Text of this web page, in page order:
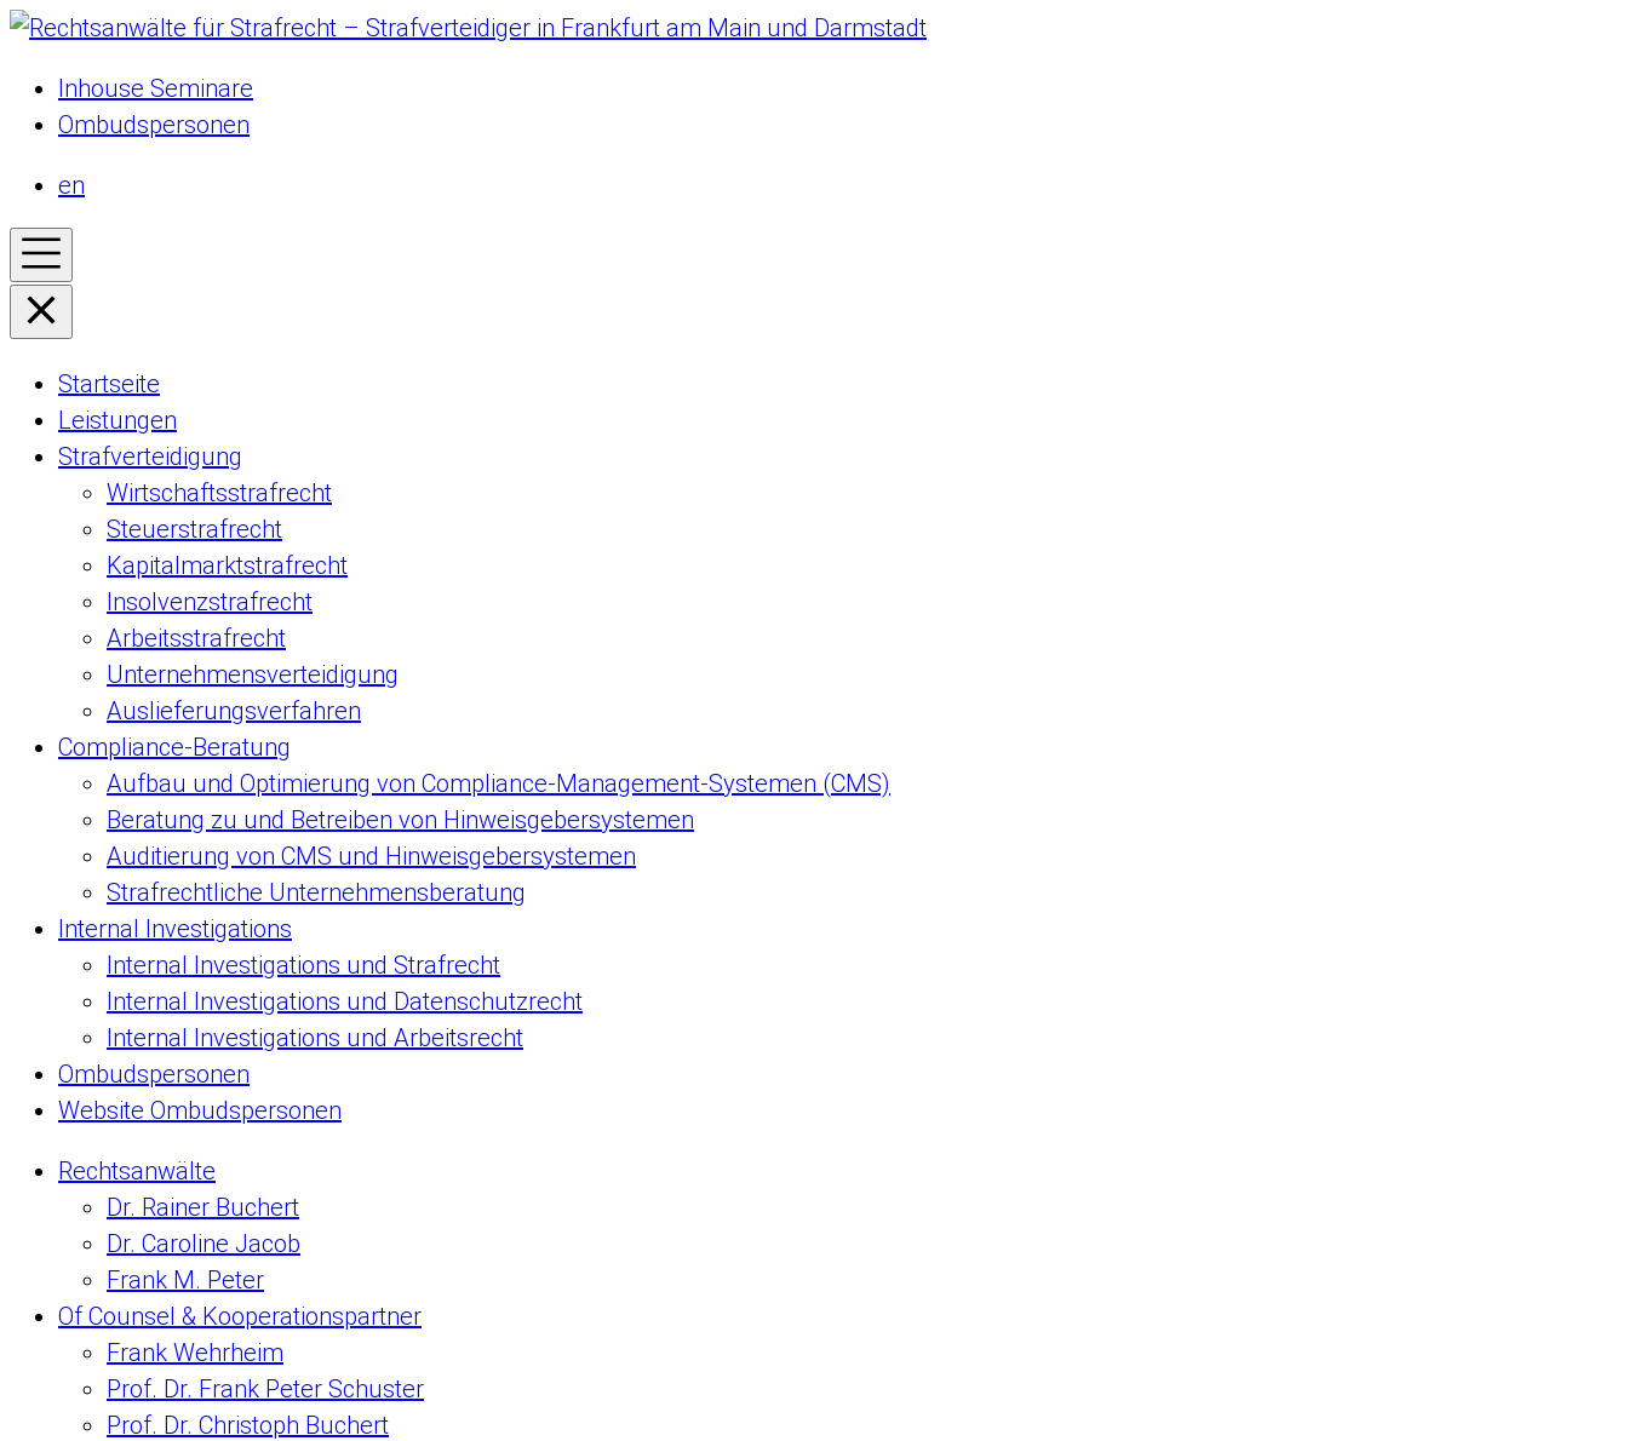
Inhouse Seminare
Ombudspersonen
en
Startseite
Leistungen
Strafverteidigung
Wirtschaftsstrafrecht
Steuerstrafrecht
Kapitalmarktstrafrecht
Insolvenzstrafrecht
Arbeitsstrafrecht
Unternehmensverteidigung
Auslieferungsverfahren
Compliance-Beratung
Aufbau und Optimierung von Compliance-Management-Systemen (CMS)
Beratung zu und Betreiben von Hinweisgebersystemen
Auditierung von CMS und Hinweisgebersystemen
Strafrechtliche Unternehmensberatung
Internal Investigations
Internal Investigations und Strafrecht
Internal Investigations und Datenschutzrecht
Internal Investigations und Arbeitsrecht
Ombudspersonen
Website Ombudspersonen
Rechtsanwälte
Dr. Rainer Buchert
Dr. Caroline Jacob
Frank M. Peter
Of Counsel & Kooperationspartner
Frank Wehrheim
Prof. Dr. Frank Peter Schuster
Prof. Dr. Christoph Buchert